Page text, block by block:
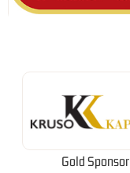
Gold Sponsor